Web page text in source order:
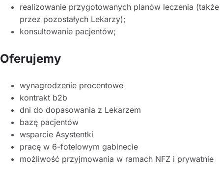
realizowanie przygotowanych planów leczenia (także
przez pozostałych Lekarzy);
konsultowanie pacjentów;
Oferujemy
wynagrodzenie procentowe
kontrakt b2b
dni do dopasowania z Lekarzem
bazę pacjentów
wsparcie Asystentki
pracę w 6-fotelowym gabinecie
możliwość przyjmowania w ramach NFZ i prywatnie